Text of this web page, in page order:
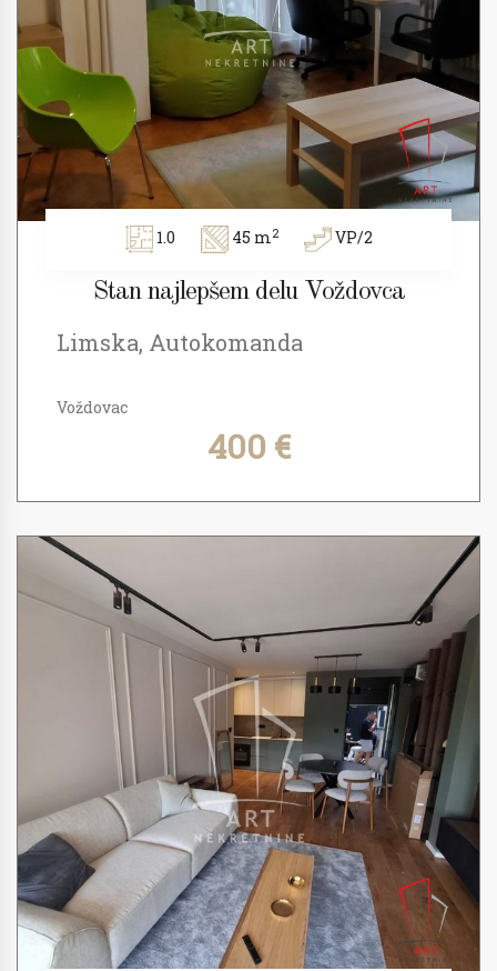
1.0 45 m2 VP/2
Stan najlepšem delu Voždovca
Limska, Autokomanda
Voždovac
400 €